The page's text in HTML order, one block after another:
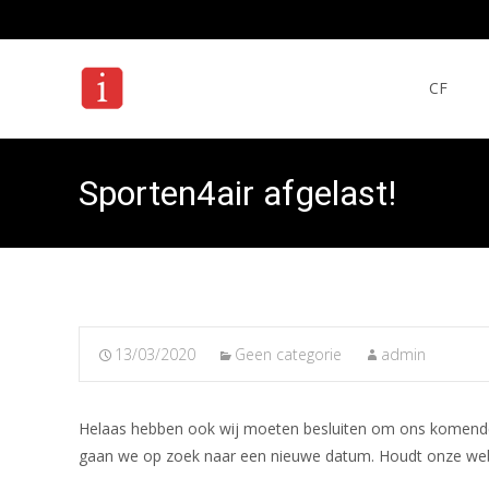
naar
inhoud
CF
Sporten4air afgelast!
13/03/2020 Geen categorie admin
Helaas hebben ook wij moeten besluiten om ons
gaan we op zoek naar een nieuwe datum. Houdt onze